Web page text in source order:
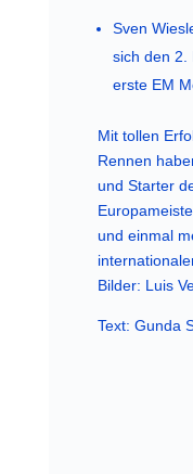
Sven
sich den 2.
erste EM
Mit tollen
Rennen
und Starter
und einmal
Bilder: Luis
Text: Gunda